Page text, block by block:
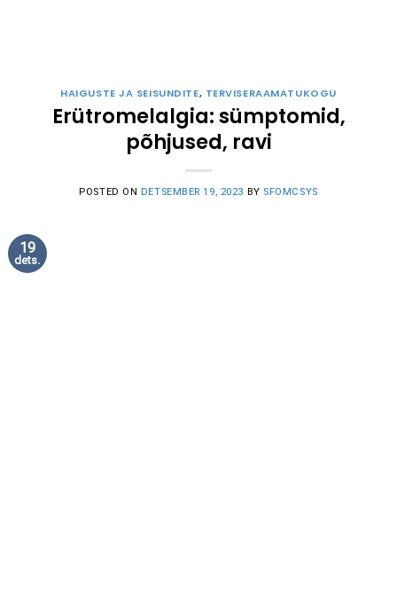
HAIGUSTE JA SEISUNDITE, TERVISERAAMATUKOGU
Erütromelalgia: sümptomid,
põhjused, ravi
POSTED ON DETSEMBER 19, 2023 BY SFOMCSYS
19
dets.